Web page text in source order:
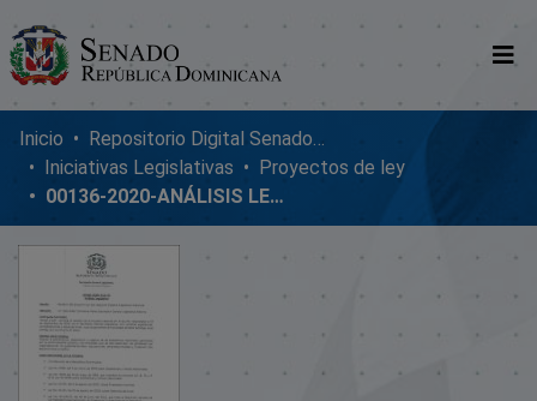
Comunidades
Glosario
Nosotros
Inicio
Repositorio Digital SenadoRD
Iniciativas Legislativas
Proyectos de ley
00136-2020-ANÁLISIS LEGISLATIVO